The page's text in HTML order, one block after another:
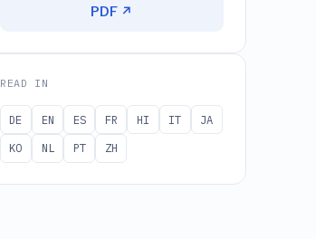
PDF ↗
READ IN
DE EN ES FR HI IT
JA
KO
NL PT ZH